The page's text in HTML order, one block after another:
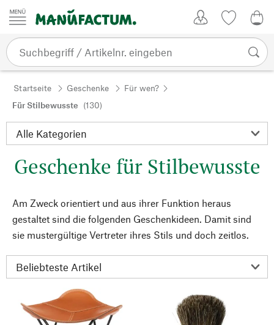
Zum Inhalt springen
Startseite Geschenke
Für wen?
Für Stilbewusste (130)
Geschenke für Stilbewusste
Am Zweck orientiert und aus ihrer Funktion heraus
gestaltet sind die folgenden Geschenkideen. Damit sind
sie mustergültige Vertreter ihres Stils und doch zeitlos.